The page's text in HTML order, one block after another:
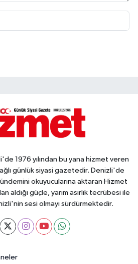
1976 yılından bu yana hizmet veren
günlük siyasi gazetedir. Denizli'de
okuyucularına aktaran Hizmet
aldığı güçle, yarım asırlık tecrübesi ile
sesi olmayı sürdürmektedir.